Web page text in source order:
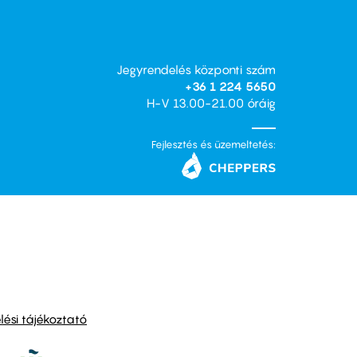
Jegyrendelés központi szám
+36 1 224 5650
H-V 13.00-21.00 óráig
Fejlesztés és üzemeltetés:
tájékoztató